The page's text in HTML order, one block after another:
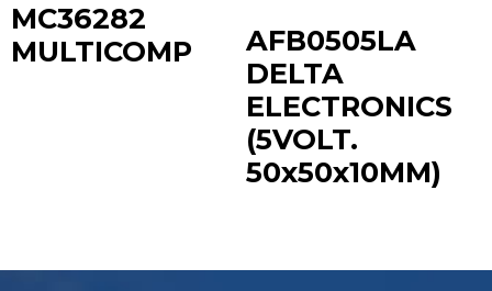
MC36282
MULTICOMP
AFB0505LA
DELTA
ELECTRONICS
(5VOLT.
50x50x10MM)
Te ayudamos con la elección más adecuada
requerimientos.